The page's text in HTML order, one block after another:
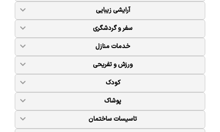
آرایشی زیبایی
سفر و گردشگری
خدمات منازل
ورزش و تفریحی
کودک
پوشاک
تاسیسات ساختمان